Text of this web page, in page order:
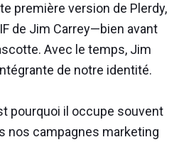
première version de Plerdy,
de Jim Carrey—bien avant
Avec le temps, Jim
de notre identité.
pourquoi il occupe souvent
nos campagnes marketing